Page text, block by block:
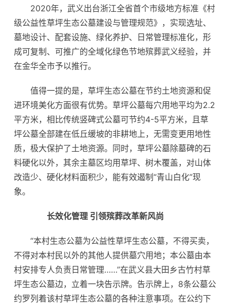
2020年，武义出台浙江全省首个市级地方标准《村
级公益性草坪生态公墓建设与管理规范》，实现选址、
墓地设计、配套设施、绿化养护、日常管理标准化，形
成可复制、可推广的全域化绿色节地殡葬武义经验，并
在金华全市予以推行。
值得一提的是，草坪生态公墓在节约土地资源和促
进环境美化方面很有优势。草坪公墓每穴用地平均为2.2
平方米，相比传统竖碑式公墓可节约4-5平方米，且草
坪公墓全部建在低丘缓坡的非耕地上，无需变更用地性
质，极大保护了土地资源。同时，草坪公墓除墓碑的石
料硬化以外，其余主墓区均用草坪、树木覆盖，对山体
改造少、硬化材料面积少，能有效遏制“青山白化”现
象。
长效化管理 引领殡葬改革新风尚
“本村生态公墓为公益性草坪生态公墓，不得买卖，
不得对本村民以外的其他人提供墓穴用地；本公墓由本
村安排专人负责日常管理……”在武义县大田乡古竹村草
坪生态公墓边，立着一块告示牌。告示牌上，8条公墓公
约罗列着该村草坪生态公墓的各种注意事项。在公约下